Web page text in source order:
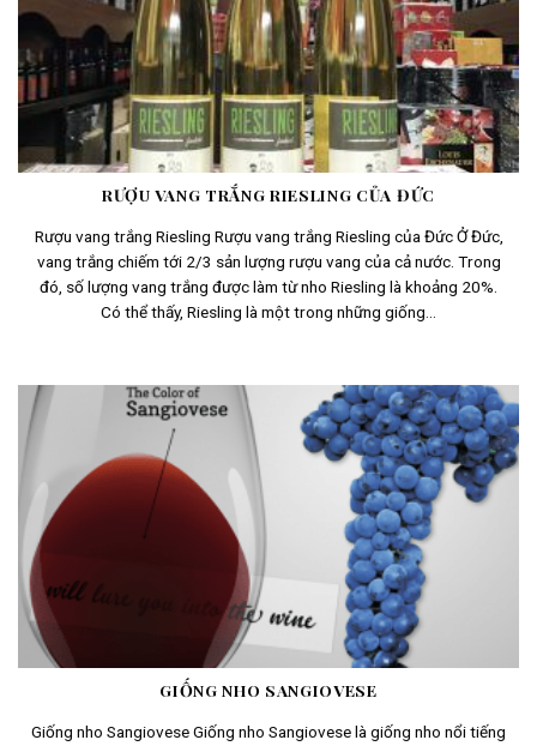
RƯỢU VANG TRẮNG RIESLING CỦA ĐỨC
Rượu vang trắng Riesling Rượu vang trắng Riesling của Đức Ở Đức,
vang trắng chiếm tới 2/3 sản lượng rượu vang của cả nước. Trong
đó, số lượng vang trắng được làm từ nho Riesling là khoảng 20%.
Có thể thấy, Riesling là một trong những giống...
GIỐNG NHO SANGIOVESE
Giống nho Sangiovese Giống nho Sangiovese là giống nho nổi tiếng